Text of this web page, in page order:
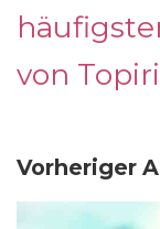
von
Vorheriger